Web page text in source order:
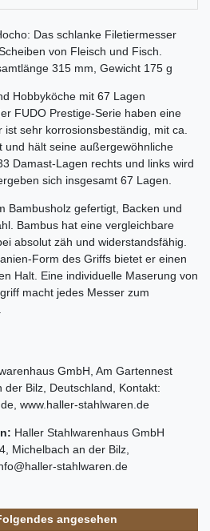
Das schlanke Filetiermesser
von Fleisch und Fisch.
315 mm, Gewicht 175 g
Hobbyköche mit 67 Lagen
FUDO Prestige-Serie haben eine
sehr korrosionsbeständig, mit ca.
und hält seine außergewöhnliche
Damast-Lagen rechts und links wird
sich insgesamt 67 Lagen.
Bambusholz gefertigt, Backen und
Bambus hat eine vergleichbare
absolut zäh und widerstandsfähig.
Form des Griffs bietet er einen
Halt. Eine individuelle Maserung von
macht jedes Messer zum
GmbH Am Gartennest
der Bilz Deutschland , Kontakt:
www.haller-stahlwaren.de
Haller Stahlwarenhaus GmbH
Michelbach an der Bilz
stahlwaren.de
angesehen